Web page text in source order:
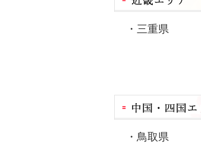
・ 三重県
・ 鳥取県